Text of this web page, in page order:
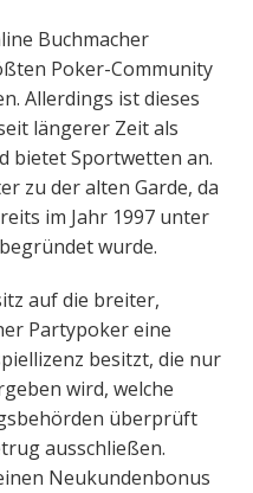
Buchmacher
Poker-Community
Allerdings ist dieses
längerer Zeit als
bietet Sportwetten an.
zu der alten Garde, da
im Jahr 1997 unter
wurde.
auf die breiter,
Partypoker eine
besitzt, die nur
wird, welche
überprüft
ausschließen.
Neukundenbonus